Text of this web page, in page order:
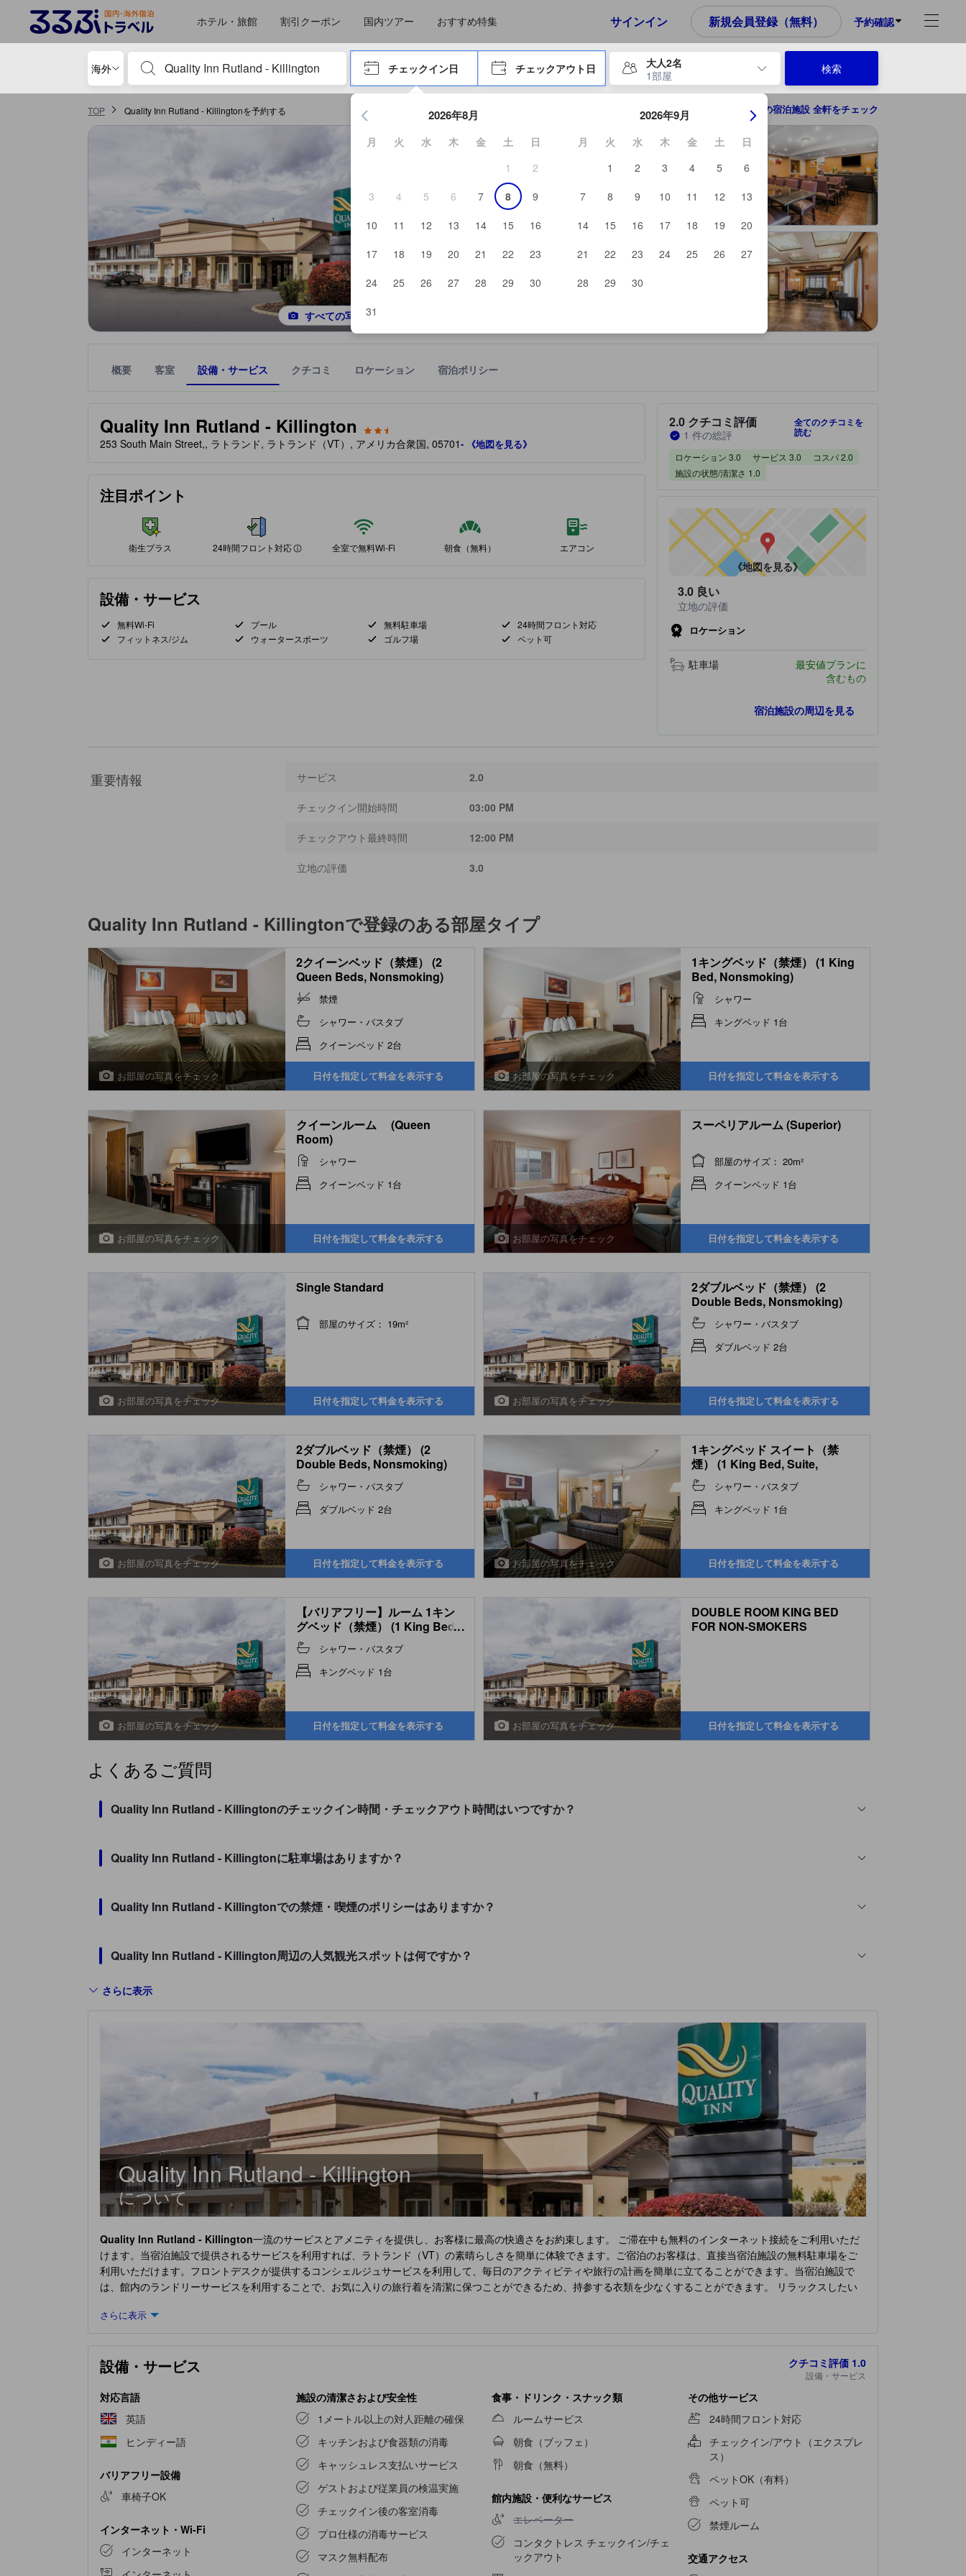
ホテル・旅館 割引クーポン 国内ツアー おすすめ特集 サインイン 新規会員登録（無料） 予約確認
海外
宿泊施設名やキーワードを入力し、矢印キーやタブキーで進み、エンターキーを押して内容を確定して、検索します。
チェックイン日 チェックアウト日
大人2名
1部屋
エンターキーを押して日付選択画面の操作を開始します。方向キーを使用して、チェックイン日とチェックアウト日を移動します。
2026年8月
月 火 水 木 金 土
日
1
2
3
4 5 6 7 8
9
10
11 12 13 14 15
16
17
18 19 20 21 22
23
24
25 26 27 28 29
30
31
2026年9月
月 火 水 木 金 土
日
1
2 3 4 5
6
7
8 9 10 11 12
13
14
15 16 17 18 19
20
21
22 23 24 25 26
27
28
29 30
検索
TOP Quality Inn Rutland - Killingtonを予約する ラトランド（VT）の宿泊施設 全軒をチェック
すべての写真を見る
概要 客室 設備・サービス クチコミ ロケーション 宿泊ポリシー
Quality Inn Rutland - Killington
星評価、最高5の内2.5
tooltip
星評価は、提携サイトから受け取った情報であり、宿泊施設に備わっていると予測される快適さや客室のレベルを示すものです。
253 South Main Street,, ラトランド, ラトランド（VT）, アメリカ合衆国, 05701- 《地図を見る》
注目ポイント
衛生プラス 24時間フロント対応
24時間フロント対応
全室で無料Wi-Fi 朝食（無料） エアコン
設備・サービス
無料Wi-Fi プール 無料駐車場
24時間フロント対応
フィットネス/ジム
ウォータースポーツ ゴルフ場 ペット可
宿泊施設のクチコミスコア：2.0 / 5 クチコミ評価 1 件の総評
2.0 クチコミ評価
1 件の総評
全てのクチコミを
読む
ロケーション 3.0 サービス 3.0
コスパ 2.0
施設の状態/清潔さ 1.0
《地図を見る》
3.0 良い
立地の評価
ロケーション
駐車場
最安値プランに
含むもの
宿泊施設の周辺を見る
重要情報 サービス 2.0
チェックイン開始時間 03:00 PM
チェックアウト最終時間 12:00 PM
立地の評価 3.0
Quality Inn Rutland - Killingtonで登録のある部屋タイプ
お部屋の写真をチェック
2クイーンベッド（禁煙） (2
Queen Beds, Nonsmoking)
禁煙
シャワー・バスタブ
クイーンベッド 2台
日付を指定して料金を表示する お部屋の写真をチェック
1キングベッド（禁煙） (1 King
Bed, Nonsmoking)
シャワー
キングベッド 1台
日付を指定して料金を表示する
お部屋の写真をチェック
クイーンルーム (Queen
Room)
シャワー
クイーンベッド 1台
日付を指定して料金を表示する お部屋の写真をチェック
スーペリアルーム (Superior)
部屋のサイズ： 20m²
クイーンベッド 1台
日付を指定して料金を表示する
お部屋の写真をチェック
Single Standard
部屋のサイズ： 19m²
日付を指定して料金を表示する お部屋の写真をチェック
2ダブルベッド（禁煙） (2
Double Beds, Nonsmoking)
シャワー・バスタブ
ダブルベッド 2台
日付を指定して料金を表示する
お部屋の写真をチェック
2ダブルベッド（禁煙） (2
Double Beds, Nonsmoking)
シャワー・バスタブ
ダブルベッド 2台
日付を指定して料金を表示する お部屋の写真をチェック
1キングベッド スイート（禁
煙） (1 King Bed, Suite,
Nonsmoking)
シャワー・バスタブ
キングベッド 1台
日付を指定して料金を表示する
お部屋の写真をチェック
【バリアフリー】ルーム 1キン
グベッド（禁煙） (1 King Bed,
Nonsmoking, Accessible)
...
シャワー・バスタブ
キングベッド 1台
日付を指定して料金を表示する お部屋の写真をチェック
DOUBLE ROOM KING BED
FOR NON-SMOKERS
日付を指定して料金を表示する
よくあるご質問
Quality Inn Rutland - Killingtonのチェックイン時間・チェックアウト時間はいつですか？
Quality Inn Rutland - Killingtonに駐車場はありますか？
Quality Inn Rutland - Killingtonでの禁煙・喫煙のポリシーはありますか？
Quality Inn Rutland - Killington周辺の人気観光スポットは何ですか？
さらに表示
Quality Inn Rutland - Killington
について
Quality Inn Rutland - Killington一流のサービスとアメニティを提供し、お客様に最高の快適さをお約束します。 ご滞在中も無料のインターネット接続をご利用いただ
けます。当宿泊施設で提供されるサービスを利用すれば、ラトランド（VT）の素晴らしさを簡単に体験できます。ご宿泊のお客様は、直接当宿泊施設の無料駐車場をご
利用いただけます。フロントデスクが提供するコンシェルジュサービスを利用して、毎日のアクティビティや旅行の計画を簡単に立てることができます。当宿泊施設で
は、館内のランドリーサービスを利用することで、お気に入りの旅行着を清潔に保つことができるため、持参する衣類を少なくすることができます。 リラックスしたい
ます。喫煙は指定された喫煙ゾーンに限られます。 居心地の良さを追求した各客室は、快適さを保ちながら、静かな眠りをお約束する様々な機能を備えています。エア
の客室バスルームで利用できるヘアドライヤーをご利用可能ですので、清潔を維持し、快適にお過ごしください。
で一貫してご提供し
には、お客様が楽しめるレクリエーション設備があります。 ウインタースポ
ーツ施設のある手つかずの白いゲレンデを毎日訪れて、冬の楽しみをさらに深めましょう。 当宿泊施設のプールで水に浸かり、水浴びをしたり、何往復も泳いだりする
ことで、日々の活力を取り戻すのに最適です。 当宿泊施設に立ち寄り、設備の整ったエクササイズ設備を利用して、休日のカロリーを消費しましょう。
さらに表示
設備・サービス クチコミ評価 1.0
設備・サービス
対応言語
英語
ヒンディー語
バリアフリー設備
車椅子OK
インターネット・Wi-Fi
インターネット
施設の清潔さおよび安全性
1メートル以上の対人距離の確保
キッチンおよび食器類の消毒
キャッシュレス支払いサービス
ゲストおよび従業員の検温実施
チェックイン後の客室消毒
プロ仕様の消毒サービス
マスク無料配布
食事・ドリンク・スナック類
ルームサービス
朝食（ブッフェ）
朝食（無料）
館内施設・便利なサービス
エレベーター不可
エレベーター
コンタクトレス チェックイン/チェ
ックアウト
その他サービス
24時間フロント対応
チェックイン/アウト（エクスプレ
ス）
ペットOK（有料）
ペット可
禁煙ルーム
交通アクセス
るるぶトラベルに掲載されているクチコミは実際に予約をし、宿泊を終えたゲストから提供されています。実際の経験に基づいた内容であるため、これから宿泊選びをされるユーザーにとっても参考となる信頼で